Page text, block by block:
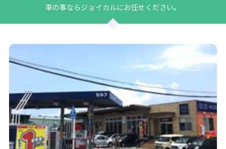
車の事ならジョイカルにお任せください。